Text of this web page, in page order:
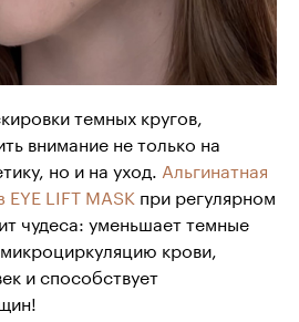
темных кругов,
внимание не только на
но и на уход. Альгинатная
LIFT MASK при регулярном
чудеса: уменьшает темные
крови,
и способствует